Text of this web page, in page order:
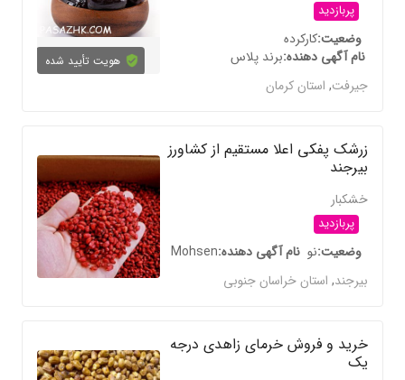
پربازدید
وضعیتکارکرده
نام آگهی دهندهبرند پلاس
جیرفت,استان کرمان
هویت تأیید شده
زرشک پفکی اعلا مستقیم از کشاورز
بیرجند
خشکبار
پربازدید
وضعیتنو نام آگهی دهندهMohsen
بیرجند,استان خراسان جنوبی
خرید و فروش خرمای زاهدی درجه
یک